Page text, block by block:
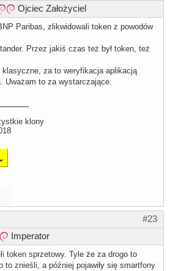
Ojciec Założyciel
Paribas, zlikwidowali token z powodów
Przez jakiś czas też był token, też
klasyczne, za to weryfikacja aplikacją
Uważam to za wystarczające.
klony
#23
Imperator
token sprzetowy. Tyle że za drogo to
to znieśli, a później pojawiły się smartfony